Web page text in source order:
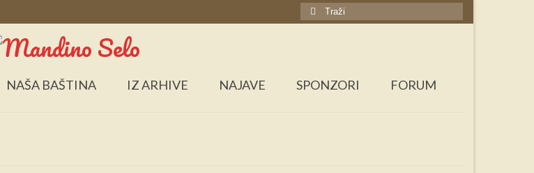
Search
for:
NAŠA BAŠTINA IZ ARHIVE NAJAVE SPONZORI FORUM